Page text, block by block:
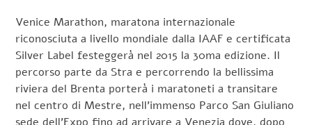
Venice Marathon, maratona internazionale
riconosciuta a livello mondiale dalla IAAF e certificata
Silver Label festeggerà nel 2015 la 30ma edizione. Il
percorso parte da Stra e percorrendo la bellissima
riviera del Brenta porterà i maratoneti a transitare
nel centro di Mestre, nell’immenso Parco San Giuliano